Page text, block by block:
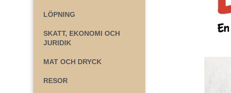
LÖPNING
SKATT, EKONOMI OCH
JURIDIK
MAT OCH DRYCK
RESOR